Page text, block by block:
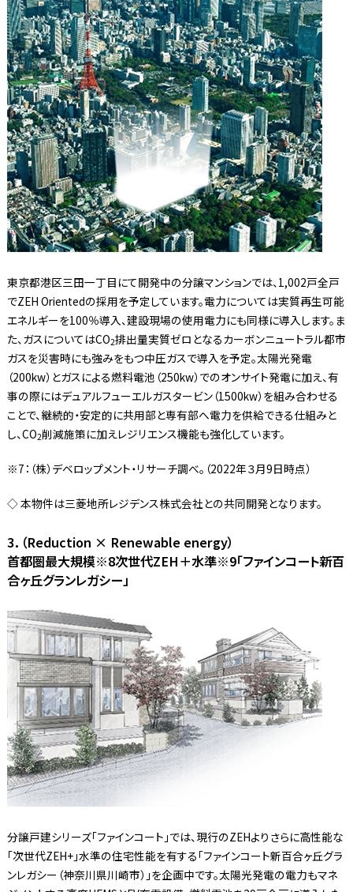
東京都港区三田一丁目にて開発中の分譲マンションでは、1,002戸全戸
でZEH Orientedの採用を予定しています。電力については実質再生可能
エネルギーを100％導入、建設現場の使用電力にも同様に導入します。ま
た、ガスについてはCO2排出量実質ゼロとなるカーボンニュートラル都市
ガスを災害時にも強みをもつ中圧ガスで導入を予定。太陽光発電
（200kw）とガスによる燃料電池（250kw）でのオンサイト発電に加え、有
事の際にはデュアルフューエルガスタービン（1500kw）を組み合わせる
ことで、継続的・安定的に共用部と専有部へ電力を供給できる仕組みと
し、CO2削減施策に加えレジリエンス機能も強化しています。
※7：（株）デベロップメント・リサーチ調べ。（2022年３月9日時点）
◇ 本物件は三菱地所レジデンス株式会社との共同開発となります。
3．（Reduction × Renewable energy）
首都圏最大規模※8次世代ZEH＋水準※9「ファインコート新百
合ヶ丘グランレガシー」
分譲戸建シリーズ「ファインコート」では、現行のZEHよりさらに高性能な
「次世代ZEH+」水準の住宅性能を有する「ファインコート新百合ヶ丘グラ
ンレガシー（神奈川県川崎市）」を企画中です。太陽光発電の電力もマネ